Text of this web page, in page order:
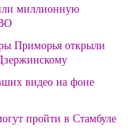
миллионную
Приморья открыли
видео на фоне
пройти в Стамбуле